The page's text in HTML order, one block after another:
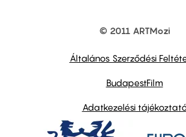
© 2011 ARTMozi
Általános Szerződési
BudapestFilm
Adatkezelési